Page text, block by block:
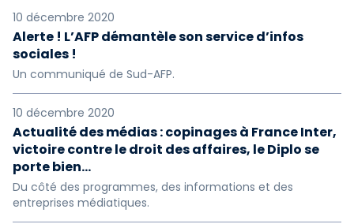
10 décembre 2020
Alerte ! L’AFP démantèle son service d’infos
sociales !
Un communiqué de Sud-AFP.
10 décembre 2020
Actualité des médias : copinages à France Inter,
victoire contre le droit des affaires, le Diplo se
porte bien...
Du côté des programmes, des informations et des
entreprises médiatiques.